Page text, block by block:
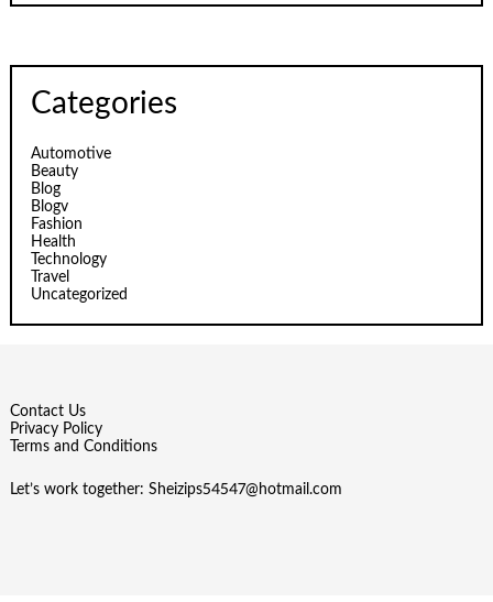
Categories
Automotive
Beauty
Blog
Blogv
Fashion
Health
Technology
Travel
Uncategorized
Contact Us
Privacy Policy
Terms and Conditions
Let’s work together: Sheizips54547@hotmail.com